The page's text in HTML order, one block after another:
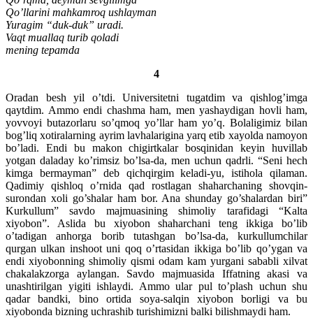
Qo’llarini mahkamroq ushlayman
Yuragim “duk-duk” uradi.
Vaqt muallaq turib qoladi
mening tepamda
4
Oradan besh yil o’tdi. Universitetni tugatdim va qishlog’imga
qaytdim. Ammo endi chashma ham, men yashaydigan hovli ham,
yovvoyi butazorlaru so’qmoq yo’llar ham yo’q. Bolaligimiz bilan
bog’liq xotiralarning ayrim lavhalarigina yarq etib xayolda namoyon
bo’ladi. Endi bu makon chigirtkalar bosqinidan keyin huvillab
yotgan daladay ko’rimsiz bo’lsa-da, men uchun qadrli. “Seni hech
kimga bermayman” deb qichqirgim keladi-yu, istihola qilaman.
Qadimiy qishloq o’rnida qad rostlagan shaharchaning shovqin-
surondan xoli go’shalar ham bor. Ana shunday go’shalardan biri”
Kurkullum” savdo majmuasining shimoliy tarafidagi “Kalta
xiyobon”. Aslida bu xiyobon shaharchani teng ikkiga bo’lib
o’tadigan anhorga borib tutashgan bo’lsa-da, kurkullumchilar
qurgan ulkan inshoot uni qoq o’rtasidan ikkiga bo’lib qo’ygan va
endi xiyobonning shimoliy qismi odam kam yurgani sababli xilvat
chakalakzorga aylangan. Savdo majmuasida Iffatning akasi va
unashtirilgan yigiti ishlaydi. Ammo ular pul to’plash uchun shu
qadar bandki, bino ortida soya-salqin xiyobon borligi va bu
xiyobonda bizning uchrashib turishimizni balki bilishmaydi ham.